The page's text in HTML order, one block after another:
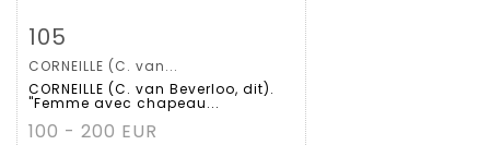
Gedetailleerde
fiche
105
CORNEILLE (C. van...
CORNEILLE (C. van Beverloo, dit).
"Femme avec chapeau...
100 - 200 EUR